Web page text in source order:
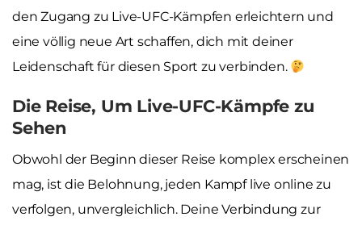
den Zugang zu Live-UFC-Kämpfen erleichtern und
eine völlig neue Art schaffen, dich mit deiner
Leidenschaft für diesen Sport zu verbinden.
Die Reise, Um Live-UFC-Kämpfe zu
Sehen
Obwohl der Beginn dieser Reise komplex erscheinen
mag, ist die Belohnung, jeden Kampf live online zu
verfolgen, unvergleichlich. Deine Verbindung zur